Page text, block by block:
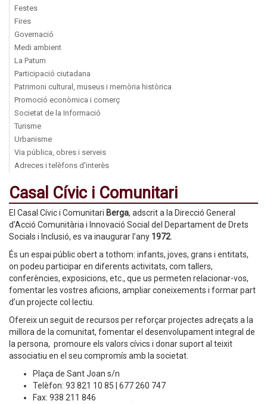
Festes
Fires
Governació
Medi ambient
La Patum
Participació ciutadana
Patrimoni cultural, museus i memòria històrica
Promoció econòmica i comerç
Societat de la Informació
Turisme
Urbanisme
Via pública, obres i serveis
Adreces i telèfons d'interès
Casal Cívic i Comunitari
El Casal Cívic i Comunitari Berga, adscrit a la Direcció General
d’Acció Comunitària i Innovació Social del Departament de Drets
Socials i Inclusió, es va inaugurar l’any 1972.
És un espai públic obert a tothom: infants, joves, grans i entitats,
on podeu participar en diferents activitats, com tallers,
conferències, exposicions, etc., que us permeten relacionar-vos,
fomentar les vostres aficions, ampliar coneixements i formar part
d’un projecte col·lectiu.
Ofereix un seguit de recursos per reforçar projectes adreçats a la
millora de la comunitat, fomentar el desenvolupament integral de
la persona, promoure els valors cívics i donar suport al teixit
associatiu en el seu compromís amb la societat.
Plaça de Sant Joan s/n
Telèfon: 93 821 10 85 | 677 260 747
Fax: 938 211 846